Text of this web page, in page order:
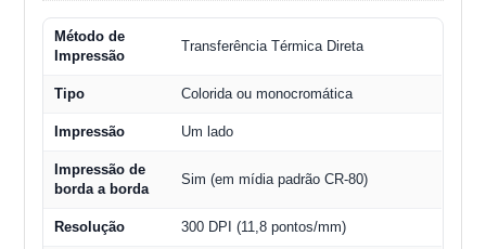
Método de
Impressão
Transferência Térmica Direta
Tipo Colorida ou monocromática
Impressão Um lado
Impressão de
borda a borda
Sim (em mídia padrão CR-80)
Resolução 300 DPI (11,8 pontos/mm)